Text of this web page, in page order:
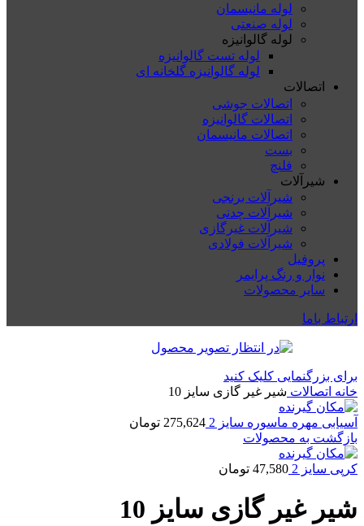
لوله مانیسمان
لوله صنعتی
لوله گالوانیزه
لوله تست گالوانیزه
لوله گالوانیزه گلخانه ای
اتصالات
اتصالات جوشی
اتصالات گالوانیزه
اتصالات مانیسمان
بست
فلنچ
شیرآلات
شیرآلات برنجی
شیرآلات چدنی
شیرآلات غیرگازی
شیرآلات فولادی
پروفیل
نوار و رنگ پرایمر
سایر محصولات
ارتباط باما
برای بزرگنمایی کلیک کنید
خانه اتصالات شیر غیر گازی سایز 10
آسیابی مهره ماسوره سایز 2 275,624 تومان
بازگشت به محصولات
کرپی سایز 2 47,580 تومان
شیر غیر گازی سایز 10